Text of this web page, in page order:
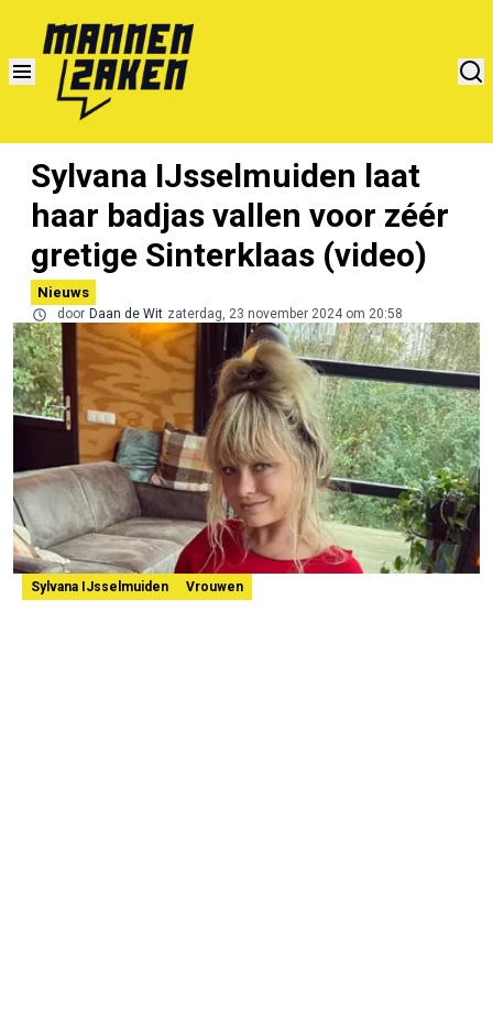
Sylvana IJsselmuiden laat
haar badjas vallen voor zéér
gretige Sinterklaas (video)
Nieuws
door Daan de Wit zaterdag, 23 november 2024 om 20:58
Sylvana IJsselmuiden Vrouwen